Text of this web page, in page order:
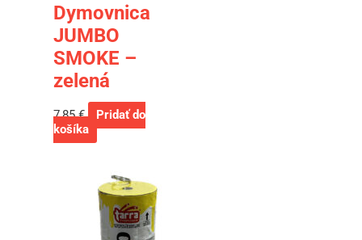
Dymovnica
JUMBO
SMOKE –
zelená
7,85€
Pridať do
košíka